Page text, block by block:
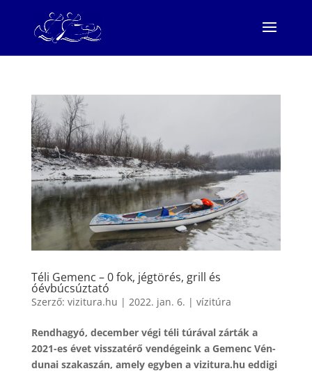
Téli Gemenc – 0 fok, jégtörés, grill és
óévbúcsúztató
Szerző: vizitura.hu | 2022. jan. 6. | vízitúra
Rendhagyó, december végi téli túrával zárták a
2021-es évet visszatérő vendégeink a Gemenc Vén-
dunai szakaszán, amely egyben a vizitura.hu eddigi